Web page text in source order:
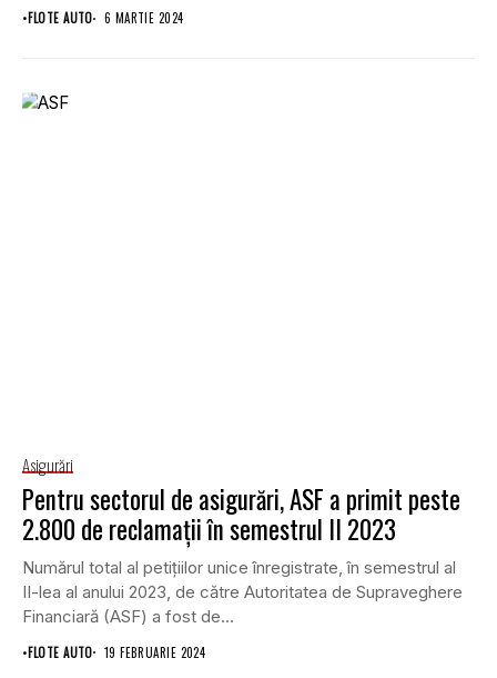
modificarea Legii RCA,...
•FLOTE AUTO 6 MARTIE 2024
Asigurări
Pentru sectorul de asigurări, ASF a primit peste
2.800 de reclamații în semestrul II 2023
Numărul total al petițiilor unice înregistrate, în semestrul al
II-lea al anului 2023, de către Autoritatea de Supraveghere
Financiară (ASF) a fost de...
•FLOTE AUTO 19 FEBRUARIE 2024